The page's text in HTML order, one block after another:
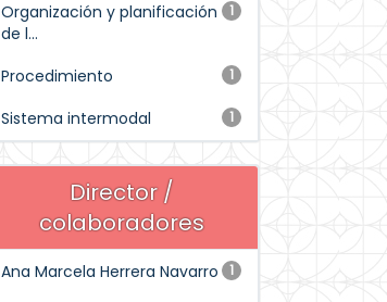
1
Organización y planificación
de l...
1
Procedimiento
1
Sistema intermodal
Director /
colaboradores
1
Ana Marcela Herrera Navarro